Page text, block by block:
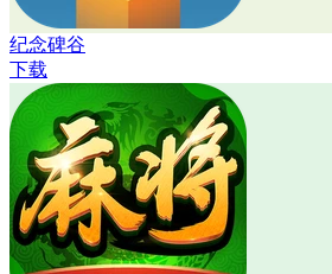
纪念碑谷
下载